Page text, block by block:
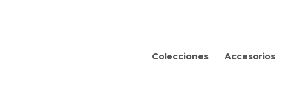
Colecciones Accesorios